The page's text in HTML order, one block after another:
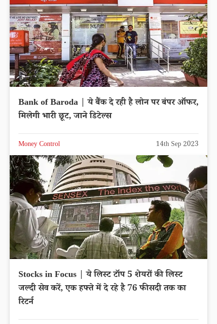
Bank of Baroda | ये बैंक दे रही है लोन पर बंपर ऑफर,
मिलेगी भारी छूट, जाने डिटेल्स
Money Control 14th Sep 2023
Stocks in Focus | ये लिस्ट टॉप 5 शेयरों की लिस्ट
जल्दी सेव करें, एक हफ्ते में दे रहे है 76 फीसदी तक का
रिटर्न